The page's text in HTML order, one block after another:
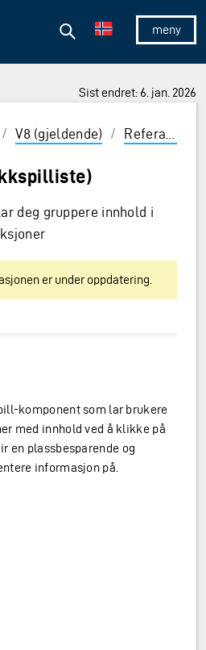
Vis/skjul
Søk
Sist endret: 6. jan. 2026
/ V8 (gjeldende) / Referanse
deg gruppere innhold i
er under oppdatering.
komponent som lar brukere
med innhold ved å klikke på
en plassbesparende og
informasjon på.